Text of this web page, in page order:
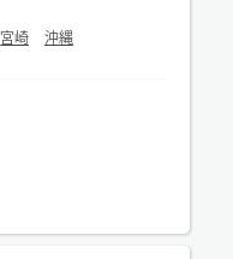
宮崎 沖縄